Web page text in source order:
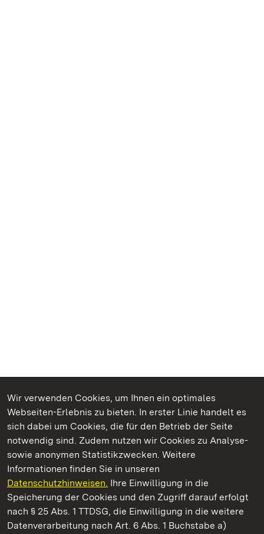
Wir verwenden Cookies, um Ihnen ein optimales
Webseiten-Erlebnis zu bieten. In erster Linie handelt es
sich dabei um Cookies, die für den Betrieb der Seite
notwendig sind. Zudem nutzen wir Cookies zu Analyse-
sowie anonymen Statistikzwecken. Weitere
Informationen finden Sie in unseren
Datenschutzhinweisen. Ihre Einwilligung in die
Speicherung der Cookies und den Zugriff darauf erfolgt
nach § 25 Abs. 1 TTDSG, die Einwilligung in die weitere
Datenverarbeitung nach Art. 6 Abs. 1 Buchstabe a)
Kommen. Staunen. Genießen.
Kloster Hirsau
Staatliche Schlösser und Gärten Baden-Württemberg